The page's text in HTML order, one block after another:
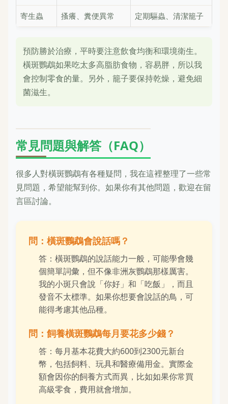
寄生蟲 搔癢、糞便異常 定期驅蟲、清潔籠子
預防勝於治療，平時要注意飲食均衡和環境衛生。
橫斑鸚鵡如果吃太多高脂肪食物，容易胖，所以我
會控制零食的量。另外，籠子要保持乾燥，避免細
菌滋生。
常見問題與解答（FAQ）
很多人對橫斑鸚鵡有各種疑問，我在這裡整理了一些常
見問題，希望能幫到你。如果你有其他問題，歡迎在留
言區討論。
問：橫斑鸚鵡會說話嗎？
答：橫斑鸚鵡的說話能力一般，可能學會幾
個簡單詞彙，但不像非洲灰鸚鵡那樣厲害。
我的小斑只會說「你好」和「吃飯」，而且
發音不太標準。如果你想要會說話的鳥，可
能得考慮其他品種。
問：飼養橫斑鸚鵡每月要花多少錢？
答：每月基本花費大約600到2300元新台
幣，包括飼料、玩具和醫療備用金。實際金
額會因你的飼養方式而異，比如如果你常買
高級零食，費用就會增加。